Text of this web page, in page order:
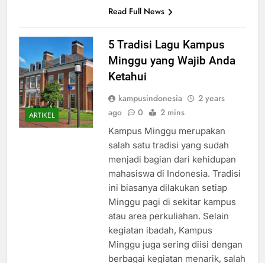
ARTIKEL
5 Tradisi Lagu Kampus
Minggu yang Wajib Anda
kampusindonesia
Kampus Minggu merupakan
salah satu tradisi yang sudah
menjadi bagian dari kehidupan
mahasiswa di Indonesia. Tradisi
ini biasanya dilakukan setiap
Minggu pagi di sekitar kampus
atau area perkuliahan. Selain
kegiatan ibadah, Kampus
Minggu juga sering diisi dengan